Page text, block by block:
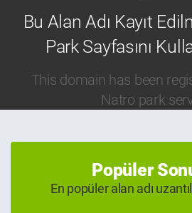
Bu Alan Adı Kayıt
Park Sayfasını
This domain has been
Natro park
Popüler
En popüler alan adı